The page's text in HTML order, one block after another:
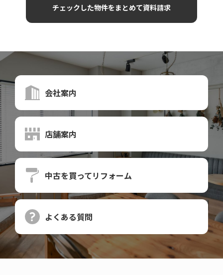
会社案内
店舗案内
中古を買ってリフォーム
よくある質問